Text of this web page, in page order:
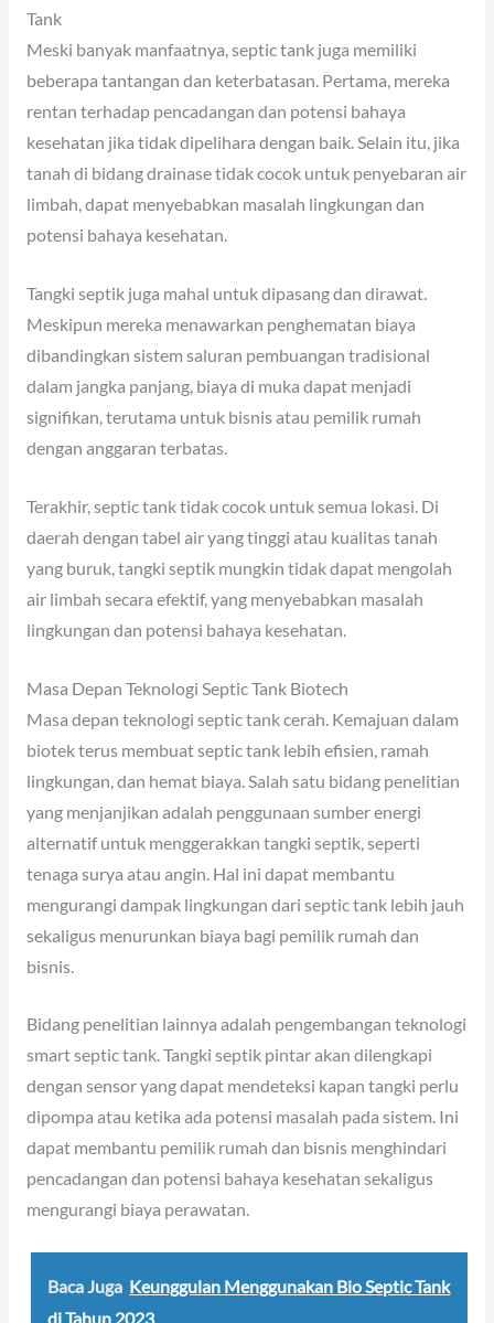
Tank
Meski banyak manfaatnya, septic tank juga memiliki
beberapa tantangan dan keterbatasan. Pertama, mereka
rentan terhadap pencadangan dan potensi bahaya
kesehatan jika tidak dipelihara dengan baik. Selain itu, jika
tanah di bidang drainase tidak cocok untuk penyebaran air
limbah, dapat menyebabkan masalah lingkungan dan
potensi bahaya kesehatan.
Tangki septik juga mahal untuk dipasang dan dirawat.
Meskipun mereka menawarkan penghematan biaya
dibandingkan sistem saluran pembuangan tradisional
dalam jangka panjang, biaya di muka dapat menjadi
signifikan, terutama untuk bisnis atau pemilik rumah
dengan anggaran terbatas.
Terakhir, septic tank tidak cocok untuk semua lokasi. Di
daerah dengan tabel air yang tinggi atau kualitas tanah
yang buruk, tangki septik mungkin tidak dapat mengolah
air limbah secara efektif, yang menyebabkan masalah
lingkungan dan potensi bahaya kesehatan.
Masa Depan Teknologi Septic Tank Biotech
Masa depan teknologi septic tank cerah. Kemajuan dalam
biotek terus membuat septic tank lebih efisien, ramah
lingkungan, dan hemat biaya. Salah satu bidang penelitian
yang menjanjikan adalah penggunaan sumber energi
alternatif untuk menggerakkan tangki septik, seperti
tenaga surya atau angin. Hal ini dapat membantu
mengurangi dampak lingkungan dari septic tank lebih jauh
sekaligus menurunkan biaya bagi pemilik rumah dan
bisnis.
Bidang penelitian lainnya adalah pengembangan teknologi
smart septic tank. Tangki septik pintar akan dilengkapi
dengan sensor yang dapat mendeteksi kapan tangki perlu
dipompa atau ketika ada potensi masalah pada sistem. Ini
dapat membantu pemilik rumah dan bisnis menghindari
pencadangan dan potensi bahaya kesehatan sekaligus
mengurangi biaya perawatan.
Baca Juga Keunggulan Menggunakan Bio Septic Tank
di Tahun 2023